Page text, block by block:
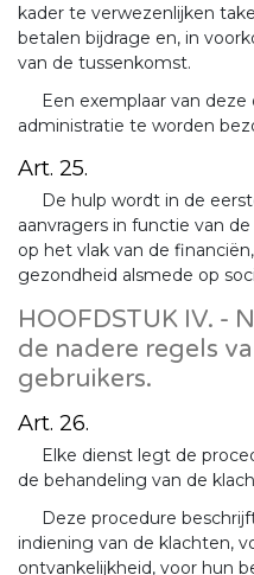
kader te verwezenlijken
betalen bijdrage en, in
van de tussenkomst.
Een exemplaar van
administratie te worden
Art. 25.
De hulp wordt in de
aanvragers in functie van
op het vlak van de
gezondheid alsmede op
HOOFDSTUK IV. -
de nadere regels
gebruikers.
Art. 26.
Elke dienst legt de
de behandeling van de
Deze procedure
indiening van de klachten,
ontvankelijkheid, voor hun